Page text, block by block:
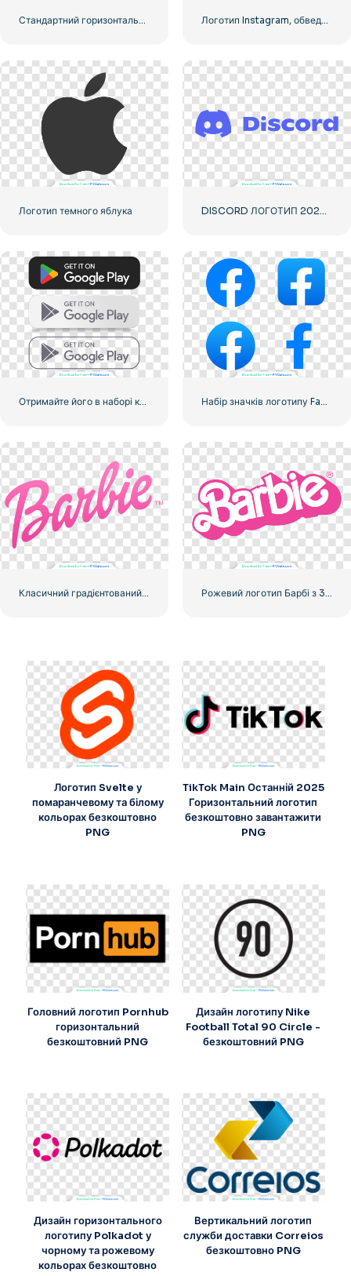
Логотип темного яблука DISCORD ЛОГОТИП 2025 ГОРИЗОНТАЛЬНИЙ СТАНДАРТ: завантажте безкоштовне зображення PNG
Отримайте його в наборі кнопок Google Play Набір значків логотипу Facebook
Логотип Svelte у
помаранчевому та білому
кольорах безкоштовно
PNG
TikTok Main Останній 2025
Горизонтальний логотип
безкоштовно завантажити
PNG
Головний логотип Pornhub
горизонтальний
безкоштовний PNG
Дизайн логотипу Nike
Football Total 90 Circle -
безкоштовний PNG
Дизайн горизонтального
логотипу Polkadot у
чорному та рожевому
кольорах безкоштовно
Вертикальний логотип
служби доставки Correios
безкоштовно PNG